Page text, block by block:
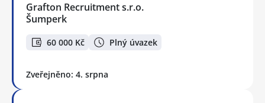
Grafton Recruitment s.r.o.
Šumperk
60 000 Kč Plný úvazek
Zveřejněno: 4. srpna